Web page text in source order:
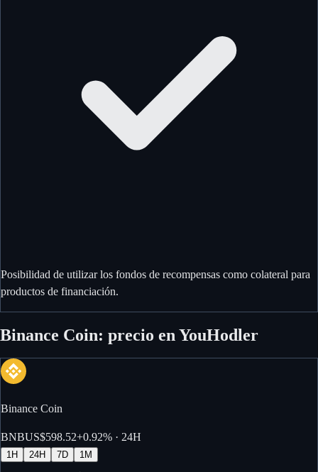
Posibilidad de utilizar los fondos de recompensas como colateral para
productos de financiación.
Binance Coin: precio en YouHodler
Binance Coin
BNBUS$598.52+0.92% · 24H
1H 24H 7D 1M